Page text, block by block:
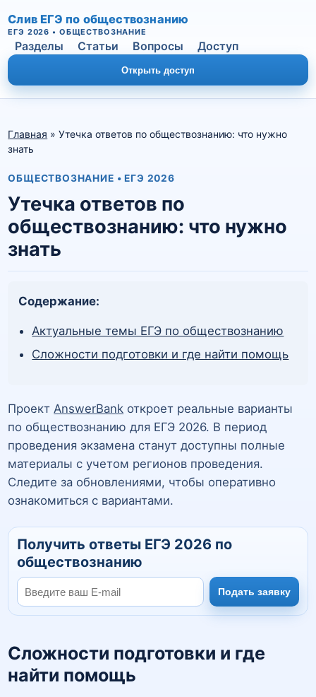
Слив ЕГЭ по обществознанию
ЕГЭ 2026 • ОБЩЕСТВОЗНАНИЕ
Разделы Статьи Вопросы Доступ
Открыть доступ
Главная » Утечка ответов по обществознанию: что нужно
знать
ОБЩЕСТВОЗНАНИЕ • ЕГЭ 2026
Утечка ответов по
обществознанию: что нужно
знать
Содержание:
Актуальные темы ЕГЭ по обществознанию
Сложности подготовки и где найти помощь
ПроектAnswerBank откроет реальные варианты
по обществознанию для ЕГЭ 2026. В период
проведения экзамена станут доступны полные
материалы с учетом регионов проведения.
Следите за обновлениями, чтобы оперативно
ознакомиться с вариантами.
Получить ответы ЕГЭ 2026 по
обществознанию
Подать заявку
Сложности подготовки и где
найти помощь